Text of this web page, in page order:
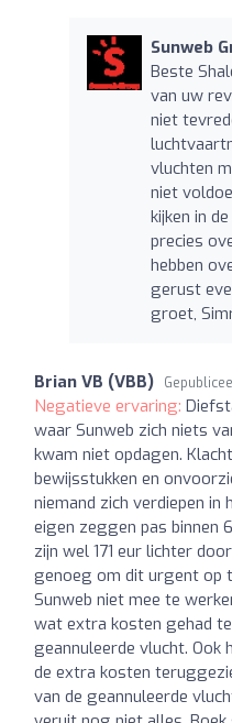
Sunweb
Beste
van uw
niet
vluchten
niet
kijken in
precies
hebben
gerust
groet,
Brian VB (VBB)
Negatieve ervaring:
waar Sunweb zich niets
kwam niet opdagen.
bewijsstukken en
niemand zich verdiepen
eigen zeggen pas binnen
zijn wel 171 eur lichter
genoeg om dit urgent op
Sunweb niet mee te
wat extra kosten gehad
geannuleerde vlucht. Ook
de extra kosten
van de geannuleerde